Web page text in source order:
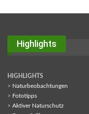
Highlights
HIGHLIGHTS
> Naturbeobachtungen
> Fototipps
> Aktiver Naturschutz